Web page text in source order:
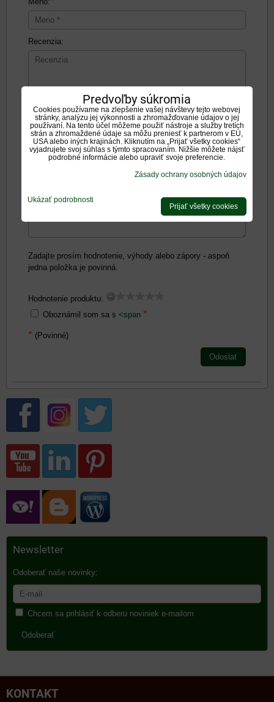
Recenzia:
Pozitíva:
Zadajte prosím hodnotenie, výhody alebo zápory - aspoň
jedna položka je povinná.
Hodnotenie produktu:
Oboznámil som sa s <span *
* (Povinné)
Odoslať
Newsletter
Odoberať naše novinky:
Chcem sa prihlásiť k odberu noviniek e-mailom
Odoberať
KONTAKT
Predvoľby súkromia
Cookies používame na zlepšenie vašej návštevy tejto webovej
stránky, analýzu jej výkonnosti a zhromažďovanie údajov o jej
používaní. Na tento účel môžeme použiť nástroje a služby tretích
strán a zhromaždené údaje sa môžu preniesť k partnerom v EÚ,
USA alebo iných krajinách. Kliknutím na „Prijať všetky cookies“
vyjadrujete svoj súhlas s týmto spracovaním. Nižšie môžete nájsť
podrobné informácie alebo upraviť svoje preferencie.
Zásady ochrany osobných údajov
Ukázať podrobnosti
Prijať všetky cookies